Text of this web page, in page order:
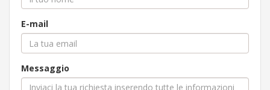
E-mail
Messaggio